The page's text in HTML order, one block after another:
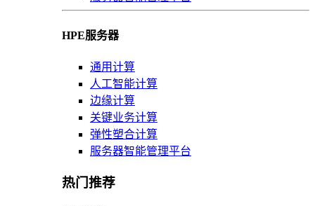
HPE服务器
通用计算
人工智能计算
边缘计算
关键业务计算
弹性塑合计算
服务器智能管理平台
热门推荐